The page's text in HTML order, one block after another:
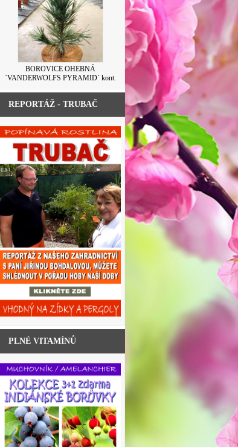
BOROVICE OHEBNÁ
´VANDERWOLFS PYRAMID´ kont.
SKLENICE ZAVAŘOVACÍ S VÍČKEM
LEVANDULE 500ML
REPORTÁŽ - TRUBAČ
PLNÉ VITAMÍNŮ